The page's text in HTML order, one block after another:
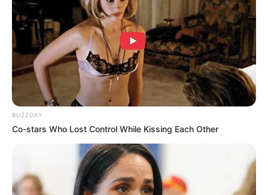
BUZZDAY
Co-stars Who Lost Control While Kissing Each Other